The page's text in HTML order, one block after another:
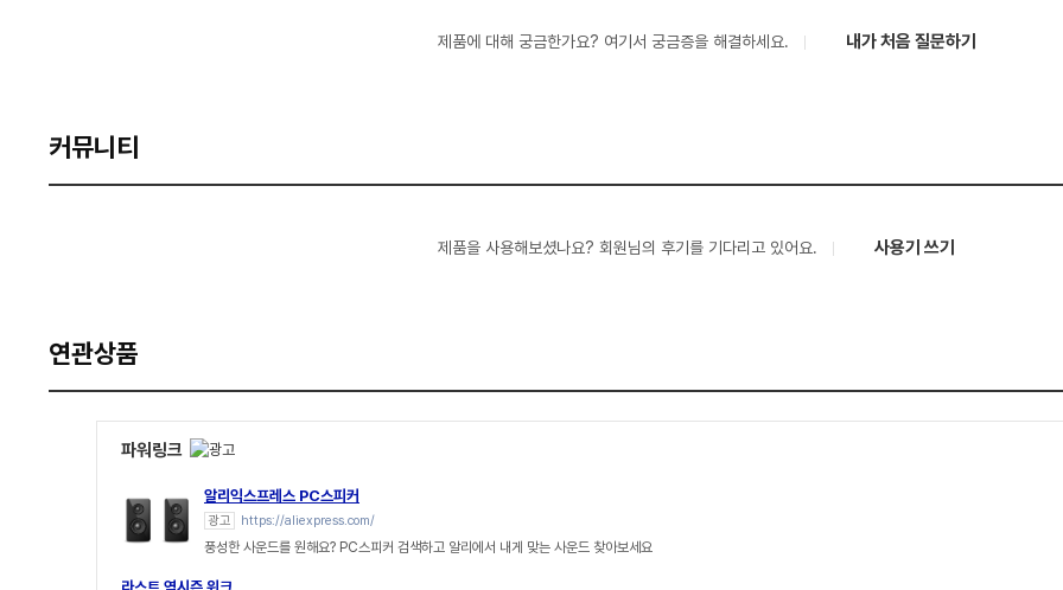
제품에 대해 궁금한가요? 여기서 궁금증을 해결하세요. 내가 처음 질문하기
커뮤니티
제품을 사용해보셨나요? 회원님의 후기를 기다리고 있어요. 사용기 쓰기
연관상품
파워링크
알리익스프레스 PC스피커
광고 https://aliexpress.com/
풍성한 사운드를 원해요? PC스피커 검색하고 알리에서 내게 맞는 사운드 찾아보세요